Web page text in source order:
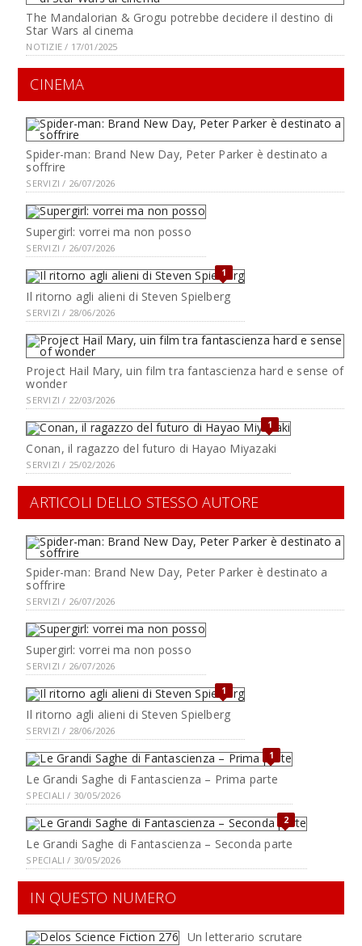
The Mandalorian & Grogu potrebbe decidere il destino di
Star Wars al cinema
NOTIZIE / 17/01/2025
CINEMA
Spider-man: Brand New Day, Peter Parker è destinato a
soffrire
SERVIZI / 26/07/2026
Supergirl: vorrei ma non posso
SERVIZI / 26/07/2026
1
Il ritorno agli alieni di Steven Spielberg
SERVIZI / 28/06/2026
Project Hail Mary, uin film tra fantascienza hard e sense of
wonder
SERVIZI / 22/03/2026
1
Conan, il ragazzo del futuro di Hayao Miyazaki
SERVIZI / 25/02/2026
ARTICOLI DELLO STESSO AUTORE
Spider-man: Brand New Day, Peter Parker è destinato a
soffrire
SERVIZI / 26/07/2026
Supergirl: vorrei ma non posso
SERVIZI / 26/07/2026
1
Il ritorno agli alieni di Steven Spielberg
SERVIZI / 28/06/2026
1
Le Grandi Saghe di Fantascienza – Prima parte
SPECIALI / 30/05/2026
2
Le Grandi Saghe di Fantascienza – Seconda parte
SPECIALI / 30/05/2026
IN QUESTO NUMERO
Un letterario scrutare